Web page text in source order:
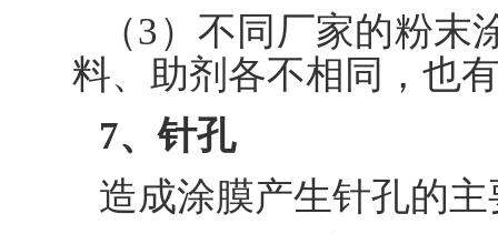
（3）不同厂家的粉
料、助剂各不相同，也
7、针孔
造成涂膜产生针孔的